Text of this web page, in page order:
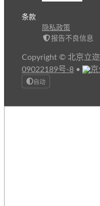
条款
隐私政策
报告不良信息
Copyright © 北京立
09022189号-8 •
自动